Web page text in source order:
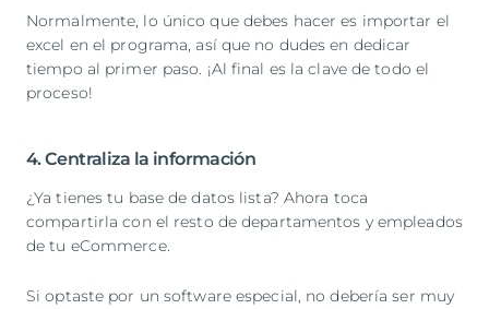
Normalmente, lo único que debes hacer es importar el
excel en el programa, así que no dudes en dedicar
tiempo al primer paso. ¡Al final es la clave de todo el
proceso!
4. Centraliza la información
¿Ya tienes tu base de datos lista? Ahora toca
compartirla con el resto de departamentos y empleados
de tu eCommerce.
Si optaste por un software especial, no debería ser muy